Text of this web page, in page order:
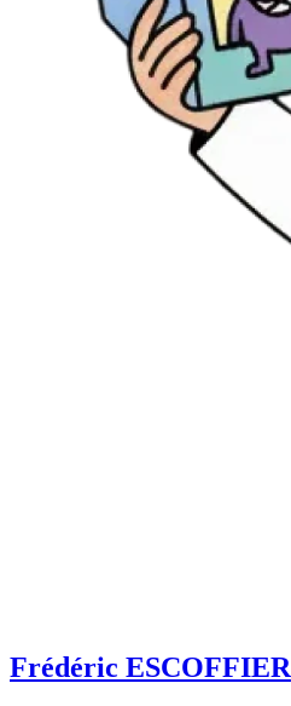
Frédéric ESCOFFIER